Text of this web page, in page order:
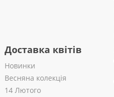
Доставка квітів
Новинки
Весняна колекція
14 Лютого